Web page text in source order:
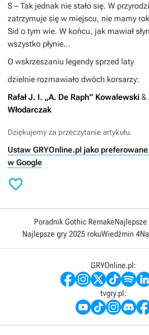
S – Tak jednak nie stało się. W
zatrzymuje się w miejscu, nie mamy
Sid o tym wie. W końcu, jak mawiał
wszystko płynie...
O wskrzeszaniu legendy sprzed laty
dzielnie rozmawiało dwóch korsarzy:
Rafał J. I. „A. De Raph” Kowalewski &
Włodarczak
Dziękujemy za przeczytanie artykułu.
Ustaw GRYOnline.pl jako
w Google

Poradnik Gothic Remake
Najlepsze gry 2025 rokuWiedźmin 4
GRYOnline.pl:
tvgry.pl: